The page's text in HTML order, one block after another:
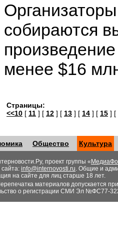
Организаторы
собираются
менее $16
Страницы:
<<10 [ 11 ] [ 12 ] [ 13 ] [ 14 ] [ 15 ] [
Общество Культура
проект группы «
сайта: info@internovosti.ru. Общие и
на сайте для лиц старше 18 лет.
материалов допускается
о регистрации СМИ Эл №ФС77-